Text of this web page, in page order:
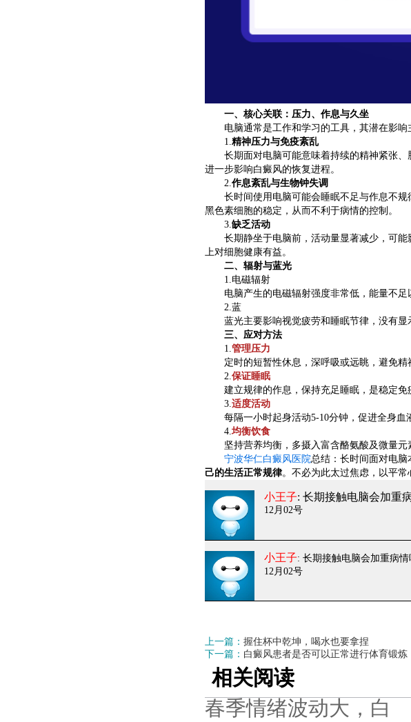
一、核心关联：压力、作息与久坐
电脑通常是工作和学习的工具，其潜在影响
1. 精神压力与免疫紊乱
长期面对电脑可能意味着持续的精神紧张、
进一步影响白癜风的恢复进程。
2. 作息紊乱与生物钟失调
长时间使用电脑可能会睡眠不足与作息不规
黑色素细胞的稳定，从而不利于病情的控制。
3. 缺乏活动
长期静坐于电脑前，活动量显著减少，可能
上对细胞健康有益。
二、辐射与蓝光
1.电磁辐射
电脑产生的电磁辐射强度非常低，能量不足
2.蓝
蓝光主要影响视觉疲劳和睡眠节律，没有显
三、应对方法
1. 管理压力
定时的短暂性休息，深呼吸或远眺，避免精
2. 保证睡眠
建立规律的作息，保持充足睡眠，是稳定免
3. 适度活动
每隔一小时起身活动5-10分钟，促进全身血
4. 均衡饮食
坚持营养均衡，多摄入富含酪氨酸及微量元
宁波华仁白癜风医院总结：长时间面对电
己的生活正常规律。不必为此太过焦虑，以平常
小王子: 长期接触电脑会加重
12月02号
小王子: 长期接触电脑会加重病情
12月02号
上一篇： 握住杯中乾坤，喝水也要拿捏
下一篇： 白癜风患者是否可以正常进行体育锻炼
相关阅读
春季情绪波动大，白